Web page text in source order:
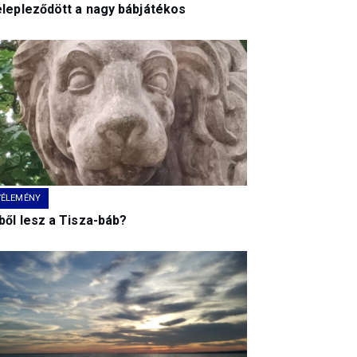
a nagy bábjátékos
lesz a Tisza-báb?